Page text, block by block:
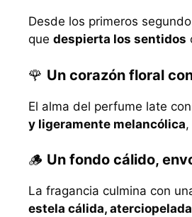
Desde los primeros
que despierta los sentidos
🌹 Un corazón floral
El alma del perfume late
y ligeramente melancólica
🪵 Un fondo cálido,
La fragancia culmina con
estela cálida,